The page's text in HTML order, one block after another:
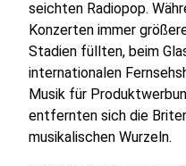
seichten Radiopop.
Konzerten immer
Stadien füllten, beim
internationalen
Musik für
entfernten sich die
musikalischen Wurzeln.